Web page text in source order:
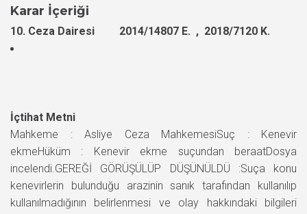
Karar İçeriği
10. Ceza Dairesi 2014/14807 E. , 2018/7120 K.
İçtihat Metni
Mahkeme : Asliye Ceza MahkemesiSuç : Kenevir
ekmeHüküm : Kenevir ekme suçundan beraatDosya
incelendi.GEREĞİ GÖRÜŞÜLÜP DÜŞÜNÜLDÜ :Suça konu
kenevirlerin bulunduğu arazinin sanık tarafından kullanılıp
kullanılmadığının belirlenmesi ve olay hakkındaki bilgileri